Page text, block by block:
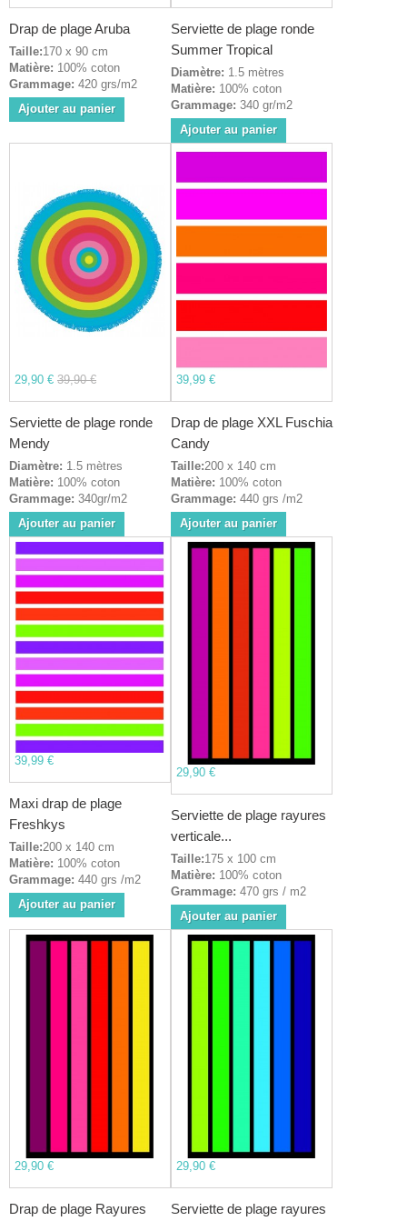
Drap de plage Aruba
Taille:170 x 90 cm
Matière: 100% coton
Grammage: 420 grs/m2
Ajouter au panier
Serviette de plage ronde
Summer Tropical
Diamètre: 1.5 mètres
Matière: 100% coton
Grammage: 340 gr/m2
Ajouter au panier
29,90 € 39,90 €
Serviette de plage ronde
Mendy
Diamètre: 1.5 mètres
Matière: 100% coton
Grammage: 340gr/m2
Ajouter au panier
39,99 €
Drap de plage XXL Fuschia
Candy
Taille:200 x 140 cm
Matière: 100% coton
Grammage: 440 grs /m2
Ajouter au panier
39,99 €
Maxi drap de plage
Freshkys
Taille:200 x 140 cm
Matière: 100% coton
Grammage: 440 grs /m2
Ajouter au panier
29,90 €
Serviette de plage rayures
verticale...
Taille:175 x 100 cm
Matière: 100% coton
Grammage: 470 grs / m2
Ajouter au panier
29,90 €
Drap de plage Rayures
29,90 €
Serviette de plage rayures